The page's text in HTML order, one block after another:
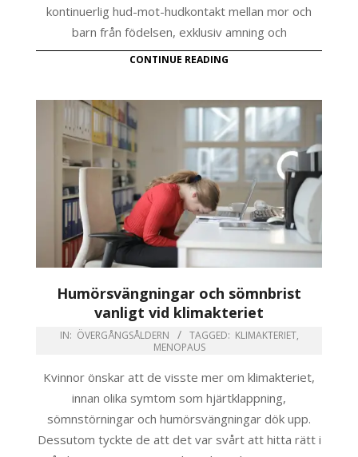
kontinuerlig hud-mot-hudkontakt mellan mor och
barn från födelsen, exklusiv amning och
CONTINUE READING
Humörsvängningar och sömnbrist
vanligt vid klimakteriet
IN: ÖVERGÅNGSÅLDERN TAGGED: KLIMAKTERIET,
MENOPAUS
Kvinnor önskar att de visste mer om klimakteriet,
innan olika symtom som hjärtklappning,
sömnstörningar och humörsvängningar dök upp.
Dessutom tyckte de att det var svårt att hitta rätt i